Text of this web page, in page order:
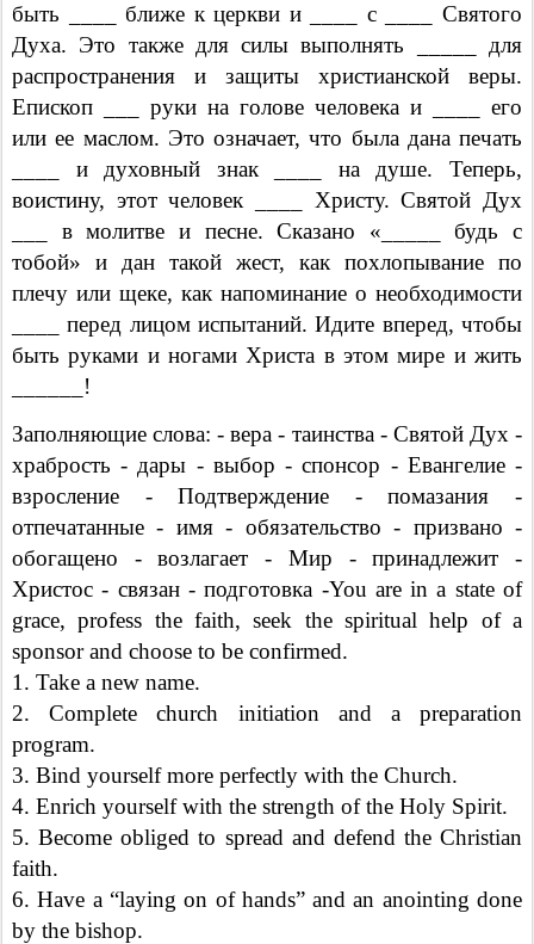
быть ____ ближе к церкви и ____ с ____ Святого
Духа. Это также для силы выполнять _____ для
распространения и защиты христианской веры.
Епископ ___ руки на голове человека и ____ его
или ее маслом. Это означает, что была дана печать
____ и духовный знак ____ на душе. Теперь,
воистину, этот человек ____ Христу. Святой Дух
___ в молитве и песне. Сказано «_____ будь с
тобой» и дан такой жест, как похлопывание по
плечу или щеке, как напоминание о необходимости
____ перед лицом испытаний. Идите вперед, чтобы
быть руками и ногами Христа в этом мире и жить
______!
Заполняющие слова: - вера - таинства - Святой Дух -
храбрость - дары - выбор - спонсор - Евангелие -
взросление - Подтверждение - помазания -
отпечатанные - имя - обязательство - призвано -
обогащено - возлагает - Мир - принадлежит -
Христос - связан - подготовка -You are in a state of
grace, profess the faith, seek the spiritual help of a
sponsor and choose to be confirmed.
1. Take a new name.
2. Complete church initiation and a preparation
program.
3. Bind yourself more perfectly with the Church.
4. Enrich yourself with the strength of the Holy Spirit.
5. Become obliged to spread and defend the Christian
faith.
6. Have a “laying on of hands” and an anointing done
by the bishop.